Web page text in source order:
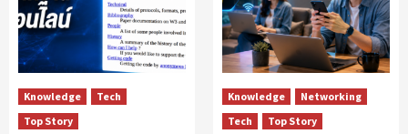
Knowledge
Tech
Top Story
Knowledge
Networking
Tech
Top Story